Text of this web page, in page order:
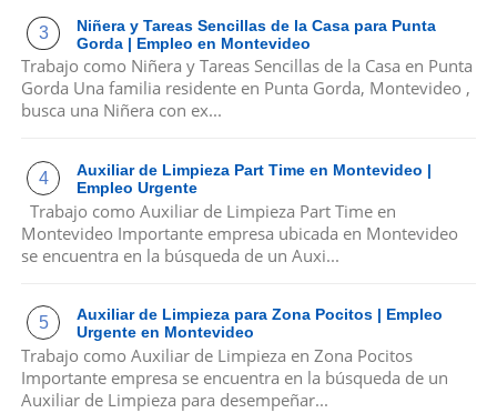
Niñera y Tareas Sencillas de la Casa para Punta
Gorda | Empleo en Montevideo
Trabajo como Niñera y Tareas Sencillas de la Casa en Punta
Gorda Una familia residente en Punta Gorda, Montevideo ,
busca una Niñera con ex...
Auxiliar de Limpieza Part Time en Montevideo |
Empleo Urgente
Trabajo como Auxiliar de Limpieza Part Time en
Montevideo Importante empresa ubicada en Montevideo
se encuentra en la búsqueda de un Auxi...
Auxiliar de Limpieza para Zona Pocitos | Empleo
Urgente en Montevideo
Trabajo como Auxiliar de Limpieza en Zona Pocitos
Importante empresa se encuentra en la búsqueda de un
Auxiliar de Limpieza para desempeñar...